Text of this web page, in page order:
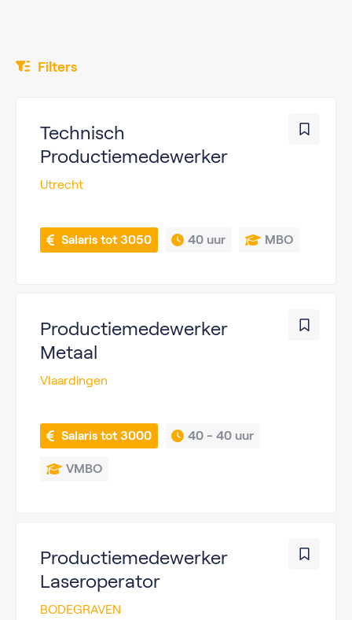
Filters
Technisch
Productiemedewerker
Utrecht
Salaris tot 3050 40 uur MBO
Productiemedewerker
Metaal
Vlaardingen
Salaris tot 3000 40 - 40 uur
VMBO
Productiemedewerker
Laseroperator
BODEGRAVEN